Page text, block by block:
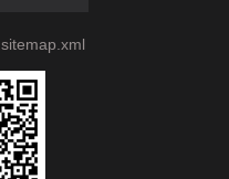
sitemap.xml